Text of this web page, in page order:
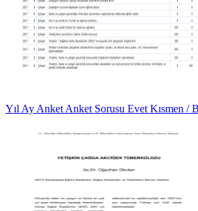
Yıl Ay Anket Anket Sorusu Evet Kısmen /